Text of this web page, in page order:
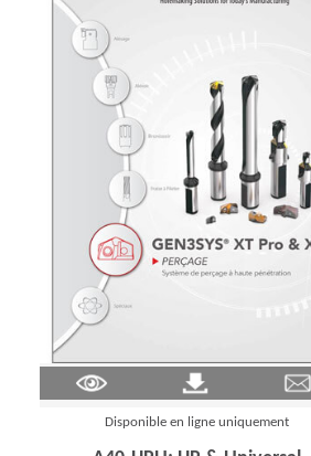
(Opens in a new window)
Disponible en ligne uniquement